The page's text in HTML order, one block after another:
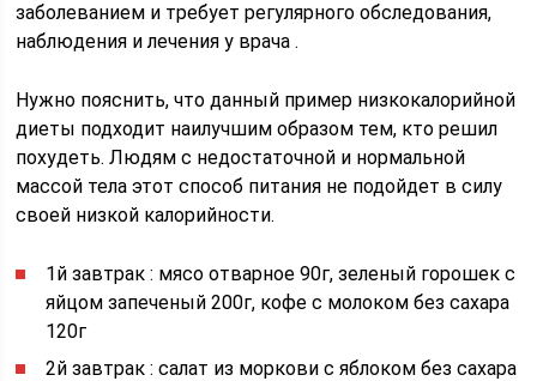
заболеванием и требует регулярного обследования,
наблюдения и лечения у врача .
Нужно пояснить, что данный пример низкокалорийной
диеты подходит наилучшим образом тем, кто решил
похудеть. Людям с недостаточной и нормальной
массой тела этот способ питания не подойдет в силу
своей низкой калорийности.
1й завтрак : мясо отварное 90г, зеленый горошек с
яйцом запеченый 200г, кофе с молоком без сахара
120г
2й завтрак : салат из моркови с яблоком без сахара